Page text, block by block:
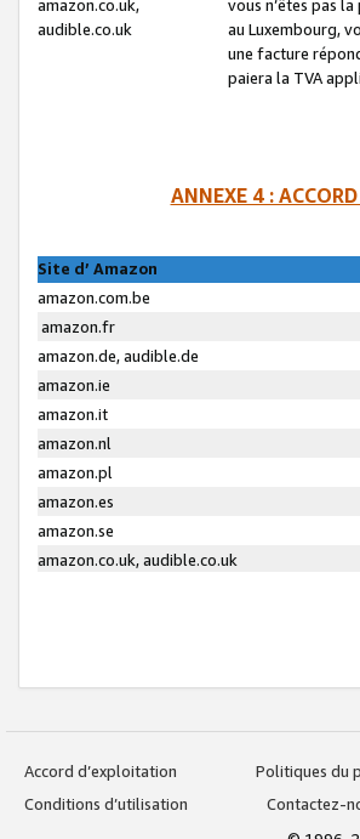
amazon.co.uk,
audible.co.uk
vous n’êtes pas
au Luxembourg,
une facture
paiera la TVA
ANNEXE 4 :
Site d’ Amazon
amazon.com.be
amazon.fr
amazon.de, audible.de
amazon.ie
amazon.it
amazon.nl
amazon.pl
amazon.es
amazon.se
amazon.co.uk, audible.co.uk
Accord d’exploitation
Politiques du
Conditions d’utilisation
Contactez-